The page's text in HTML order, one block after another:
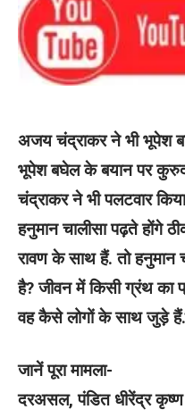
अजय चंद्राकर ने भी भूपेश
भूपेश बघेल के बयान पर
चंद्राकर ने भी पलटवार
हनुमान चालीसा पढ़ते
रावण के साथ हैं. तो हनुमान
है? जीवन में किसी ग्रंथ का
वह कैसे लोगों के साथ जुड़े
जानें पूरा मामला-
दरअसल, पंडित धीरेंद्र कृष्ण